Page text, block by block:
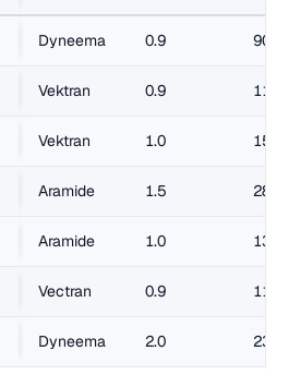
Dyneema 0.9 90
Vektran 0.9 115
Vektran 1.0 153
Aramide 1.5 280
Aramide 1.0 130
Vectran 0.9 115
Dyneema 2.0 230